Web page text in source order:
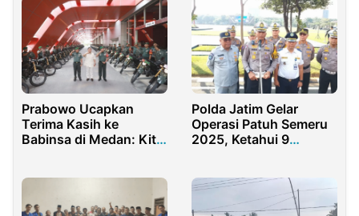
Prabowo Ucapkan
Terima Kasih ke
Babinsa di Medan: Kita
Polda Jatim Gelar
Operasi Patuh Semeru
2025, Ketahui 9